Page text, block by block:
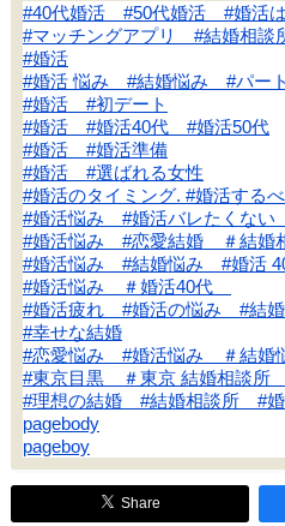
#40代婚活 #50代婚活 #婚活
#マッチングアプリ #結婚相
#婚活
#婚活 悩み #結婚悩み #パー
#婚活 #初デート
#婚活 #婚活40代 #婚活50代
#婚活 #婚活準備
#婚活 #選ばれる女性
#婚活のタイミング. #婚活する
#婚活悩み #婚活バレたくな
#婚活悩み #恋愛結婚 ＃結婚
#婚活悩み #結婚悩み #婚活
#婚活悩み ＃婚活40代
#婚活疲れ #婚活の悩み #結
#幸せな結婚
#恋愛悩み #婚活悩み ＃結婚
#東京目黒 ＃東京 結婚相談
#理想の結婚 #結婚相談所 #
pagebody
pageboy
Share